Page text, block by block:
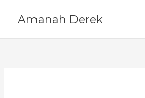
Amanah Derek